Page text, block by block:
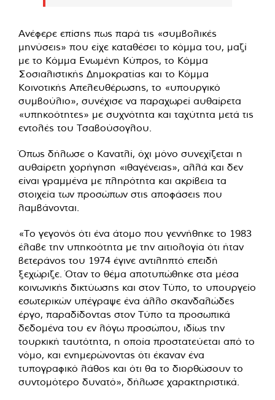
Ανέφερε επίσης πως παρά τις «συμβολικές
μηνύσεις» που είχε καταθέσει το κόμμα του, μαζί
με το Κόμμα Ενωμένη Κύπρος, το Κόμμα
Σοσιαλιστικής Δημοκρατίας και το Κόμμα
Κοινοτικής Απελευθέρωσης, το «υπουργικό
συμβούλιο», συνέχισε να παραχωρεί αυθαίρετα
«υπηκοότητες» με συχνότητα και ταχύτητα μετά τις
εντολές του Τσαβούσογλου.
Όπως δήλωσε ο Κανατλί, όχι μόνο συνεχίζεται η
αυθαίρετη χορήγηση «ιθαγένειας», αλλά και δεν
είναι γραμμένα με πληρότητα και ακρίβεια τα
στοιχεία των προσώπων στις αποφάσεις που
λαμβάνονται.
«Το γεγονός ότι ένα άτομο που γεννήθηκε το 1983
έλαβε την υπηκοότητα με την αιτιολογία ότι ήταν
βετεράνος του 1974 έγινε αντιληπτό επειδή
ξεχώριζε. Όταν το θέμα αποτυπώθηκε στα μέσα
κοινωνικής δικτύωσης και στον Τύπο, το υπουργείο
εσωτερικών υπέγραψε ένα άλλο σκανδαλώδες
έργο, παραδίδοντας στον Τύπο τα προσωπικά
δεδομένα του εν λόγω προσώπου, ιδίως την
τουρκική ταυτότητα, η οποία προστατεύεται από το
νόμο, και ενημερώνοντας ότι έκαναν ένα
τυπογραφικό λάθος και ότι θα το διορθώσουν το
συντομότερο δυνατό», δήλωσε χαρακτηριστικά.